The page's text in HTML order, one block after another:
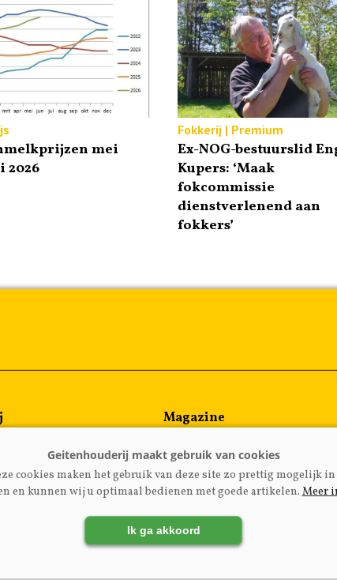
mei
2026
Fokkerij | Premium
Ex-NOG-bestuurslid
Kupers: ‘Maak
fokcommissie
dienstverlenend aan
fokkers’
Magazine
cookies maken het gebruik van deze site zo prettig mogelijk
en kunnen wij u optimaal bedienen met goede artikelen.Meer
Ik ga akkoord